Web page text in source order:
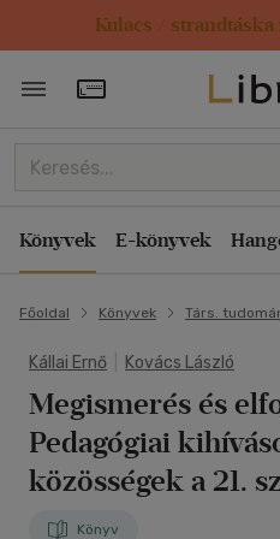
Kulacs / strandtáska
Törzsvásárlói Kártya
Könyvek E-könyvek
Főoldal Könyvek Társ.
Kállai Ernő Kovács László
Megismerés és
Pedagógiai
közösségek a 21.
Könyv